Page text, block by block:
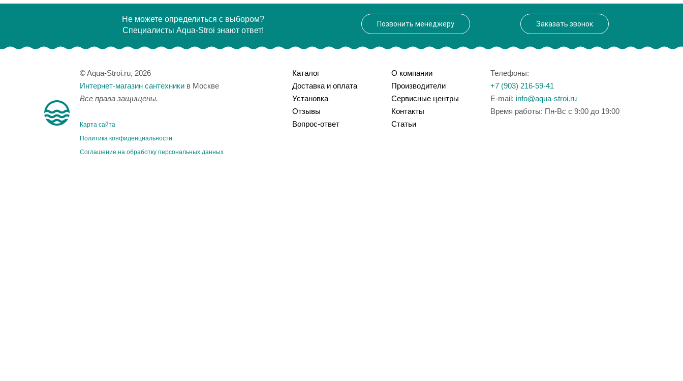
Не можете определиться с выбором?
Специалисты Aqua-Stroi знают ответ!
Позвонить менеджеру Заказать звонок
© Aqua-Stroi.ru, 2026
Интернет-магазин сантехники в Москве
Все права защищены.
Карта сайта
Политика конфиденциальности
Соглашение на обработку персональных данных
Каталог
Доставка и оплата
Установка
Отзывы
Вопрос-ответ
О компании
Производители
Сервисные центры
Контакты
Статьи
Телефоны:
+7 (903) 216-59-41
E-mail: info@aqua-stroi.ru
Время работы: Пн-Вс с 9:00 до 19:00